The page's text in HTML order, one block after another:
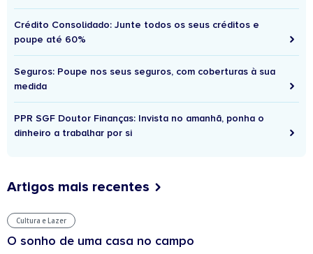
Crédito Consolidado: Junte todos os seus créditos e
poupe até 60%
Seguros: Poupe nos seus seguros, com coberturas à sua
medida
PPR SGF Doutor Finanças: Invista no amanhã, ponha o
dinheiro a trabalhar por si
Artigos mais recentes
Cultura e Lazer
O sonho de uma casa no campo